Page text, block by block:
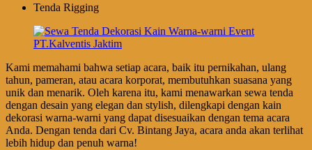
Tenda Rigging
Kami memahami bahwa setiap acara, baik itu pernikahan, ulang
tahun, pameran, atau acara korporat, membutuhkan suasana yang
unik dan menarik. Oleh karena itu, kami menawarkan sewa tenda
dengan desain yang elegan dan stylish, dilengkapi dengan kain
dekorasi warna-warni yang dapat disesuaikan dengan tema acara
Anda. Dengan tenda dari Cv. Bintang Jaya, acara anda akan terlihat
lebih hidup dan penuh warna!